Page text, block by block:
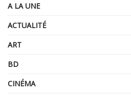
A LA UNE
ACTUALITÉ
ART
BD
CINÉMA